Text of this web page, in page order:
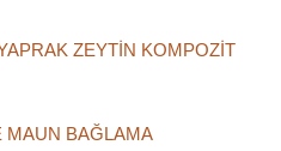
ZEYTİN KOMPOZİT
MAUN BAĞLAMA